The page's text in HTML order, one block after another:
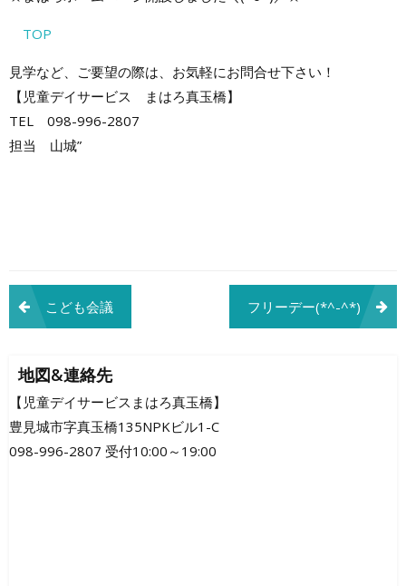
TOP
見学など、ご要望の際は、お気軽にお問合せ下さい！
【児童デイサービス まはろ真玉橋】
TEL 098-996-2807
担当 山城”
投
稿
ナ
ビ
ゲ
こども会議 フリーデー(*^-^*)
地図&連絡先
【児童デイサービスまはろ真玉橋】
豊見城市字真玉橋135NPKビル1-C
098-996-2807 受付10:00～19:00